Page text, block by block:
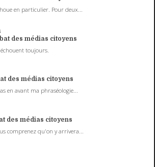
en particulier. Pour deux...
des médias citoyens
toujours.
des médias citoyens
en avant ma phraséologie...
des médias citoyens
comprenez qu'on y arrivera...